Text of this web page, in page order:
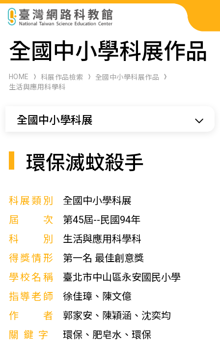
科展作品檢索
科學研習月刊
全國中小學科展作品
HOME 科展作品檢索
全國中小學科展作品
生活與應用科學科
全國中小學科展
環保滅蚊殺手
科展類別
全國中小學科展
屆次
第45屆--民國94年
科別
生活與應用科學科
得獎情形
第一名 最佳創意獎
學校名稱
臺北市中山區永安國民小學
指導老師
徐佳璋、陳文億
作者
郭家安、陳穎涵、沈奕均
關鍵字
環保、肥皂水、環保